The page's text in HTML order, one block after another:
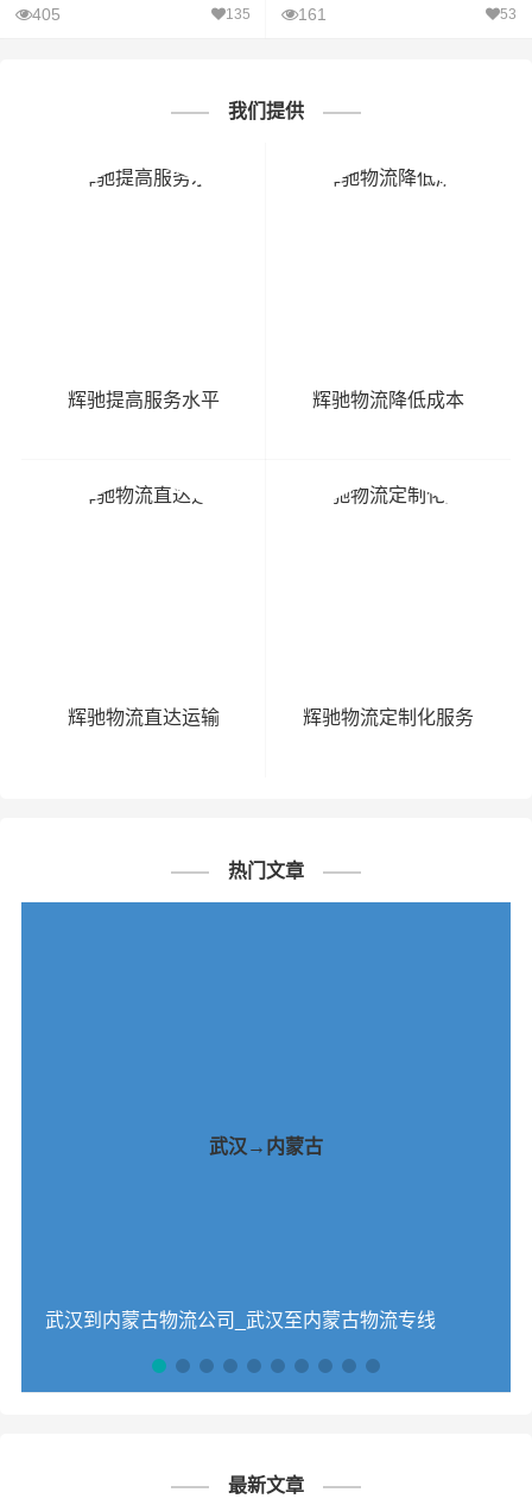
405 135 161 53
我们提供
辉驰提高服务水平 辉驰物流降低成本
辉驰物流直达运输 辉驰物流定制化服务
热门文章
武汉→内蒙古
武汉到内蒙古物流公司_武汉至内蒙古物流专线
最新文章